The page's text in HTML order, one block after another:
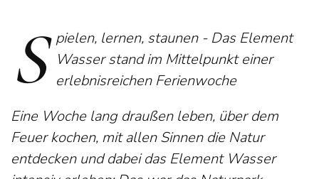
S pielen, lernen, staunen - Das Element
Wasser stand im Mittelpunkt einer
erlebnisreichen Ferienwoche
Eine Woche lang draußen leben, über dem
Feuer kochen, mit allen Sinnen die Natur
entdecken und dabei das Element Wasser